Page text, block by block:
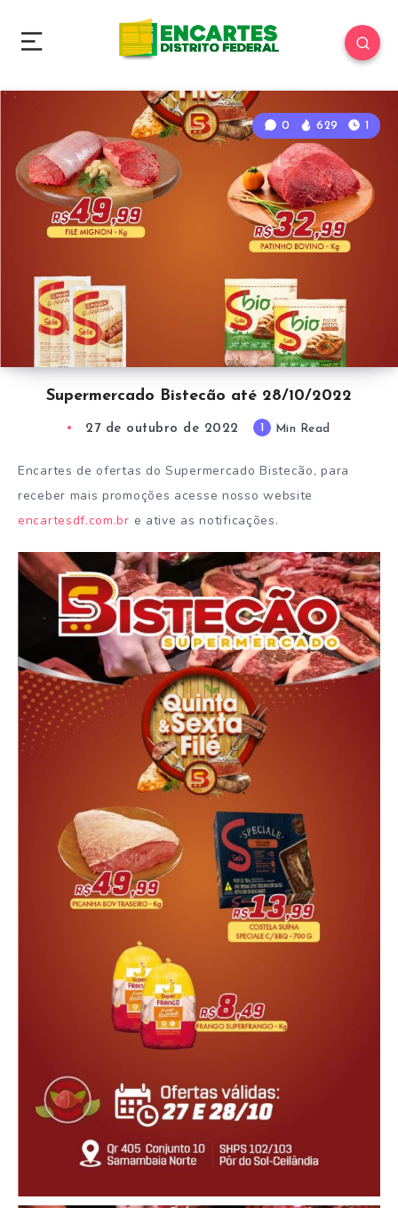
0 629 1
Supermercado Bistecão até 28/10/2022
27 de outubro de 2022 Min Read
Encartes de ofertas do Supermercado Bistecão, para
receber mais promoções acesse nosso website
encartesdf.com.br e ative as notificações.